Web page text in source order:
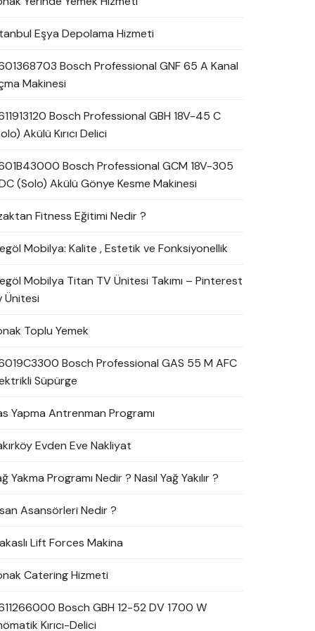
Eşya Depolama Hizmeti
Bosch Professional GNF 65 A Kanal
Makinesi
Bosch Professional GBH 18V-45 C
Akülü Kırıcı Delici
Bosch Professional GCM 18V-305
(Solo) Akülü Gönye Kesme Makinesi
Fitness Eğitimi Nedir ?
Mobilya: Kalite , Estetik ve Fonksiyonellik
Mobilya Titan TV Ünitesi Takımı – Pinterest
Ünitesi
Toplu Yemek
Bosch Professional GAS 55 M AFC
Süpürge
Yapma Antrenman Programı
Evden Eve Nakliyat
Yakma Programı Nedir ? Nasıl Yağ Yakılır ?
Asansörleri Nedir ?
Lift Forces Makina
Catering Hizmeti
Bosch GBH 12-52 DV 1700 W
Kırıcı-Delici